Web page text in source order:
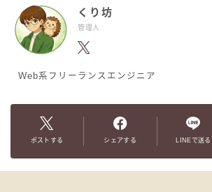
くり坊
管理人
Web系フリーランスエンジニア
ポストする シェアする LINEで送る